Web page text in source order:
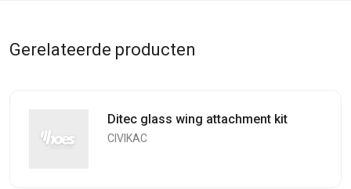
Gerelateerde producten
Ditec glass wing attachment kit
CIVIKAC